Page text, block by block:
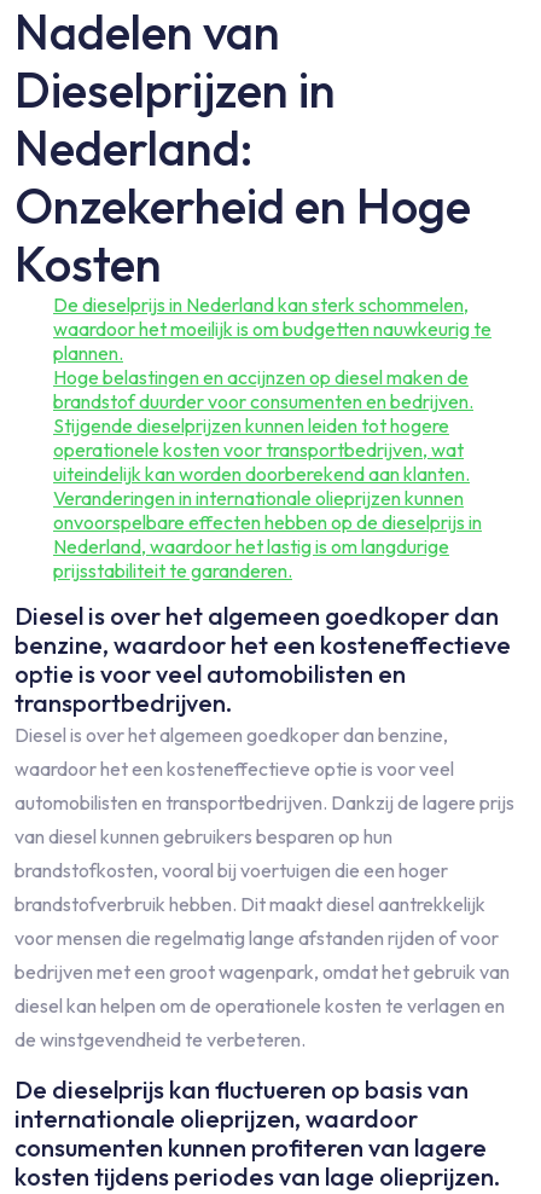
Nadelen van
Dieselprijzen in
Nederland:
Onzekerheid en Hoge
Kosten
De dieselprijs in Nederland kan sterk schommelen,
waardoor het moeilijk is om budgetten nauwkeurig te
plannen.
Hoge belastingen en accijnzen op diesel maken de
brandstof duurder voor consumenten en bedrijven.
Stijgende dieselprijzen kunnen leiden tot hogere
operationele kosten voor transportbedrijven, wat
uiteindelijk kan worden doorberekend aan klanten.
Veranderingen in internationale olieprijzen kunnen
onvoorspelbare effecten hebben op de dieselprijs in
Nederland, waardoor het lastig is om langdurige
prijsstabiliteit te garanderen.
Diesel is over het algemeen goedkoper dan
benzine, waardoor het een kosteneffectieve
optie is voor veel automobilisten en
transportbedrijven.
Diesel is over het algemeen goedkoper dan benzine,
waardoor het een kosteneffectieve optie is voor veel
automobilisten en transportbedrijven. Dankzij de lagere prijs
van diesel kunnen gebruikers besparen op hun
brandstofkosten, vooral bij voertuigen die een hoger
brandstofverbruik hebben. Dit maakt diesel aantrekkelijk
voor mensen die regelmatig lange afstanden rijden of voor
bedrijven met een groot wagenpark, omdat het gebruik van
diesel kan helpen om de operationele kosten te verlagen en
de winstgevendheid te verbeteren.
De dieselprijs kan fluctueren op basis van
internationale olieprijzen, waardoor
consumenten kunnen profiteren van lagere
kosten tijdens periodes van lage olieprijzen.